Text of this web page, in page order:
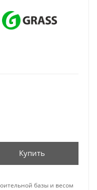
Купить
базы и весом